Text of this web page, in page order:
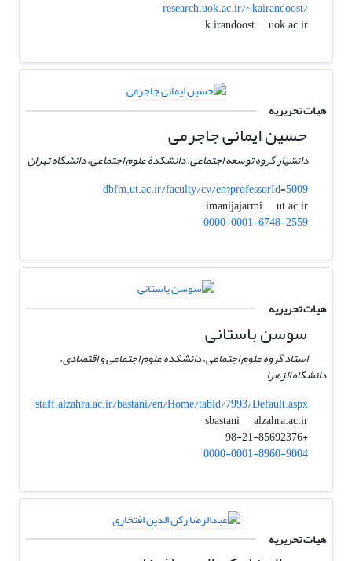
research.uok.ac.ir/~kairandoost/
k.irandoost
uok.ac.ir
هیات تحریریه
حسین ایمانی جاجرمی
دانشیار گروه توسعه اجتماعی، دانشکدۀ علوم اجتماعی، دانشگاه تهران
dbfm.ut.ac.ir/faculty/cv/en?professorId=5009
imanijajarmi
ut.ac.ir
0000-0001-6748-2559
هیات تحریریه
سوسن باستانی
استاد گروه علوم اجتماعی، دانشکده علوم اجتماعی و اقتصادی،
دانشگاه الزهرا
staff.alzahra.ac.ir/bastani/en/Home/tabid/7993/Default.aspx
sbastani
alzahra.ac.ir
+98-21-85692376
0000-0001-8960-9004
هیات تحریریه